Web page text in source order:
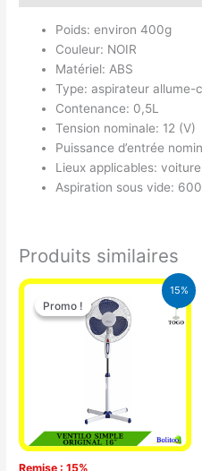
Poids: environ 400g
Couleur: NOIR
Matériel: ABS
Type: aspirateur allume-
Contenance: 0,5L
Tension nominale: 12 (V)
Puissance d’entrée
Lieux applicables:
Aspiration sous vide:
Produits similaires
15%
Promo !
Remise : 15%
Promo !
Le
prix
initial
était :
10.000 CFA.
Le